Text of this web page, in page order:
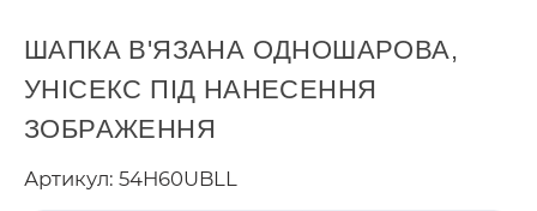
ШАПКА В'ЯЗАНА ОДНОШАРОВА,
УНІСЕКС ПІД НАНЕСЕННЯ
ЗОБРАЖЕННЯ
Артикул: 54H60UBLL